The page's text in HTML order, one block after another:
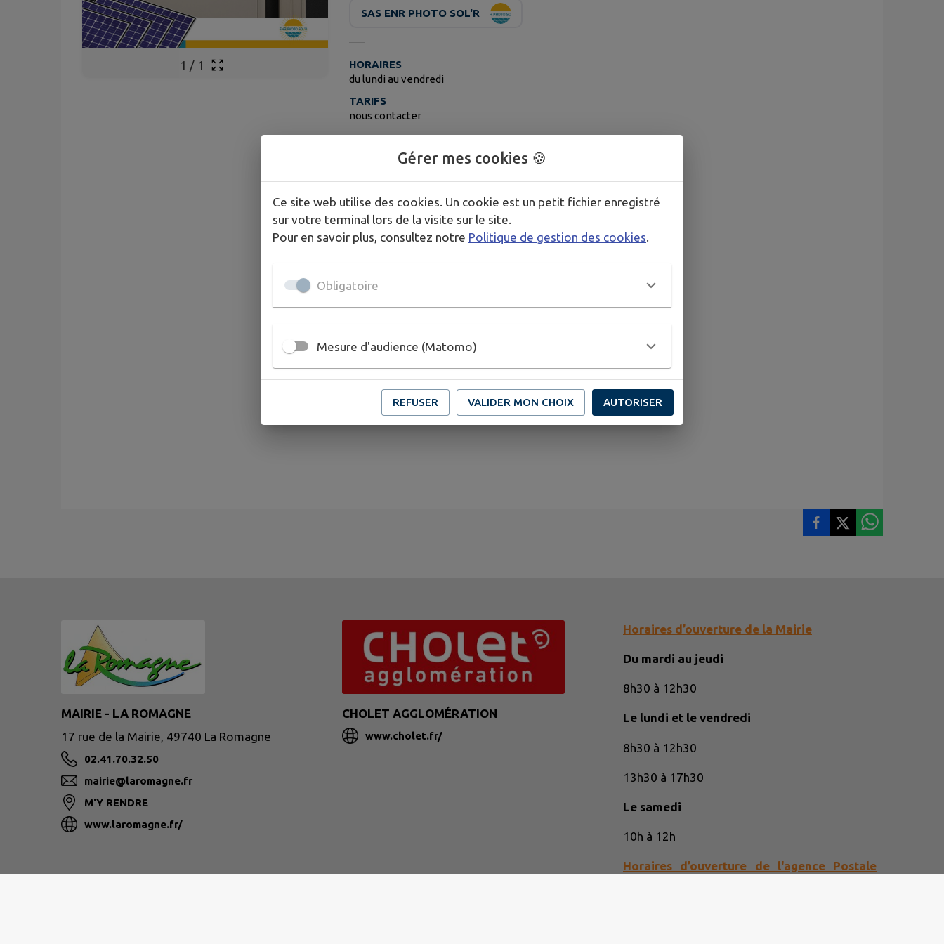
1 / 1
SAS ENR PHOTO SOL'R
HORAIRES
du lundi au vendredi
TARIFS
nous contacter
Publié par L'équipe d'ENR PHOTO SOL'R
MAIRIE - LA ROMAGNE
17 rue de la Mairie, 49740 La Romagne
02.41.70.32.50
mairie@laromagne.fr
M'Y RENDRE
www.laromagne.fr/
CHOLET AGGLOMÉRATION
www.cholet.fr/
Horaires d’ouverture de la Mairie
Du mardi au jeudi
8h30 à 12h30
Le lundi et le vendredi
8h30 à 12h30
13h30 à 17h30
Le samedi
10h à 12h
Horaires d’ouverture de l'agence Postale
Gérer mes cookies 🍪
Ce site web utilise des cookies. Un cookie est un petit fichier enregistré
sur votre terminal lors de la visite sur le site.
Pour en savoir plus, consultez notre Politique de gestion des cookies.
Obligatoire
Mesure d'audience (Matomo)
REFUSER VALIDER MON CHOIX AUTORISER